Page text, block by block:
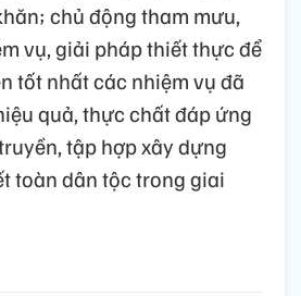
chủ động tham mưu,
vụ, giải pháp thiết thực để
tốt nhất các nhiệm vụ đã
quả, thực chất đáp ứng
tập hợp xây dựng
toàn dân tộc trong giai